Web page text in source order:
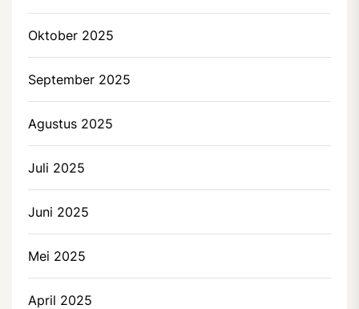
Oktober 2025
September 2025
Agustus 2025
Juli 2025
Juni 2025
Mei 2025
April 2025